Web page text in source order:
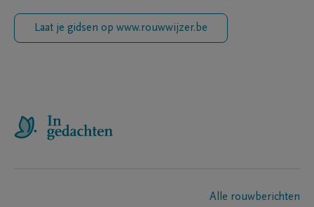
Laat je gidsen op www.rouwwijzer.be
Alle rouwberichten